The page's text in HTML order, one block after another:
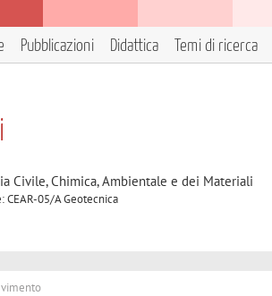
Pubblicazioni Didattica Temi di ricerca
Civile, Chimica, Ambientale e dei Materiali
05/A Geotecnica